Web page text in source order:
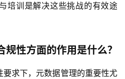
培训是解决这些挑战的有效途
性方面的作用是什么？
求下，元数据管理的重要性尤